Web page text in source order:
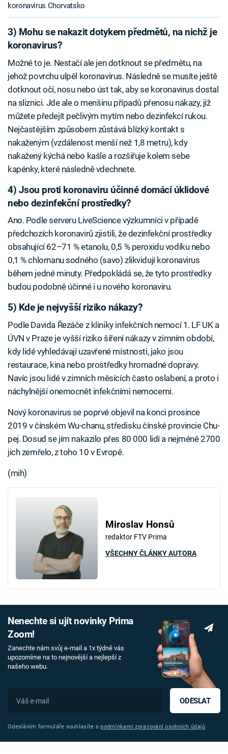
koronavirus Chorvatsko
3) Mohu se nakazit dotykem předmětů, na nichž je
koronavirus?
Možné to je. Nestačí ale jen dotknout se předmětu, na
jehož povrchu ulpěl koronavirus. Následně se musíte ještě
dotknout očí, nosu nebo úst tak, aby se koronavirus dostal
na sliznici. Jde ale o menšinu případů přenosu nákazy, jíž
můžete předejít pečlivým mytím nebo dezinfekcí rukou.
Nejčastějším způsobem zůstává blízký kontakt s
nakaženým (vzdálenost menší než 1,8 metru), kdy
nakažený kýchá nebo kašle a rozšiřuje kolem sebe
kapénky, které následně vdechnete.
4) Jsou proti koronaviru účinné domácí úklidové
nebo dezinfekční prostředky?
Ano. Podle serveru LiveScience výzkumníci v případě
předchozích koronavirů zjistili, že dezinfekční prostředky
obsahující 62–71 % etanolu, 0,5 % peroxidu vodíku nebo
0,1 % chlornanu sodného (savo) zlikvidují koronavirus
během jedné minuty. Předpokládá se, že tyto prostředky
budou podobně účinné i u nového koronaviru.
5) Kde je nejvyšší riziko nákazy?
Podle Davida Řezáče z kliniky infekčních nemocí 1. LF UK a
ÚVN v Praze je vyšší riziko šíření nákazy v zimním období,
kdy lidé vyhledávají uzavřené místnosti, jako jsou
restaurace, kina nebo prostředky hromadné dopravy.
Navíc jsou lidé v zimních měsících často oslabení, a proto i
náchylnější onemocnět infekčními nemocemi.
Nový koronavirus se poprvé objevil na konci prosince
2019 v čínském Wu-chanu, středisku čínské provincie Chu-
pej. Dosud se jím nakazilo přes 80 000 lidí a nejméně 2700
jich zemřelo, z toho 10 v Evropě.
(mih)
Miroslav Honsů
redaktor FTV Prima
VŠECHNY ČLÁNKY AUTORA
Nenechte si ujít novinky Prima
Zoom!
Zanechte nám svůj e-mail a 1x týdně vás
upozorníme na to nejnovější a nejlepší z
našeho webu.
ODESLAT
Odesláním formuláře souhlasíte spodmínkami zpracování osobních údajů